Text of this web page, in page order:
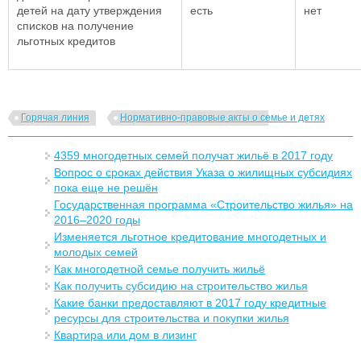
детей на дату утверждения
списков на получение
льготных кредитов
есть нет
Горячая линия Нормативно-правовые акты о семье и детях
4359 многодетных семей получат жильё в 2017 году
Вопрос о сроках действия Указа о жилищных субсидиях
пока еще не решён
Государственная программа «Строительство жилья» на
2016–2020 годы
Изменяется льготное кредитование многодетных и
молодых семей
Как многодетной семье получить жильё
Как получить субсидию на строительство жилья
Какие банки предоставляют в 2017 году кредитные
ресурсы для строительства и покупки жилья
Квартира или дом в лизинг